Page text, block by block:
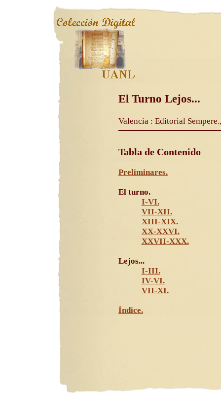
El Turno Lejos...
Valencia : Editorial
Tabla de Contenido
Preliminares.
El turno.
I-VI.
VII-XII.
XIII-XIX.
XX-XXVI.
XXVII-XXX.
Lejos...
I-III.
IV-VI.
VII-XI.
Índice.